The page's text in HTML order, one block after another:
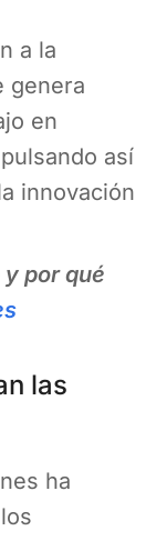
a la
genera
en
así
innovación
por qué
las
ha